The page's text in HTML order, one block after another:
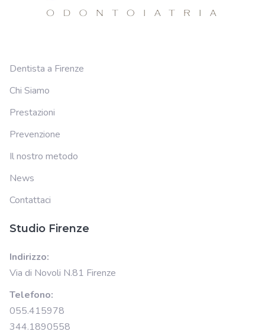
Dentista a Firenze
Chi Siamo
Prestazioni
Prevenzione
Il nostro metodo
News
Contattaci
Studio Firenze
Indirizzo:
Via di Novoli N.81 Firenze
Telefono:
055.415978
344.1890558